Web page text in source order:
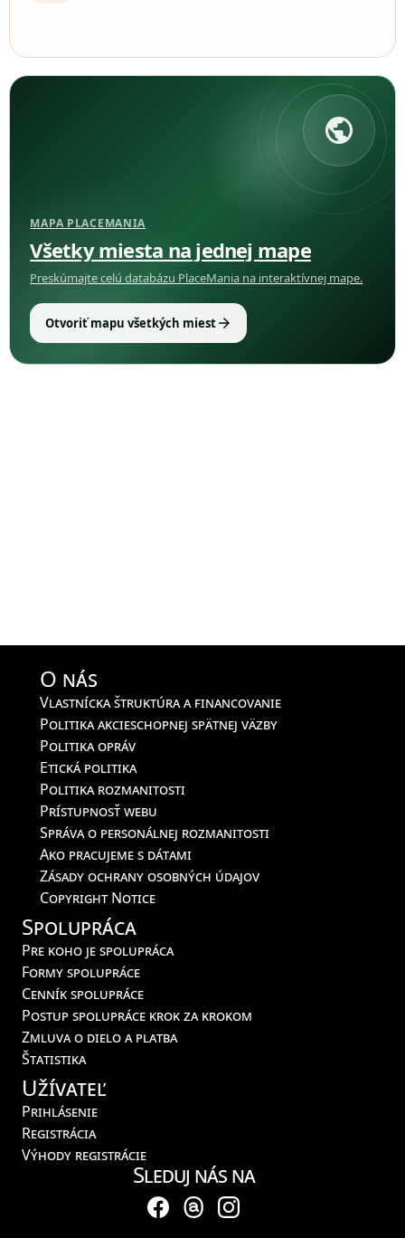
public
MAPA PLACEMANIA
Všetky miesta na jednej mape
Preskúmajte celú databázu PlaceMania na interaktívnej mape.
Otvoriť mapu všetkých miestarrow_forward
O nás
Vlastnícka štruktúra a financovanie
Politika akcieschopnej spätnej väzby
Politika opráv
Etická politika
Politika rozmanitosti
Prístupnosť webu
Správa o personálnej rozmanitosti
Ako pracujeme s dátami
Zásady ochrany osobných údajov
Copyright Notice
Spolupráca
Pre koho je spolupráca
Formy spolupráce
Cenník spolupráce
Postup spolupráce krok za krokom
Zmluva o dielo a platba
Štatistika
Užívateľ
Prihlásenie
Registrácia
Výhody registrácie
Sleduj nás na